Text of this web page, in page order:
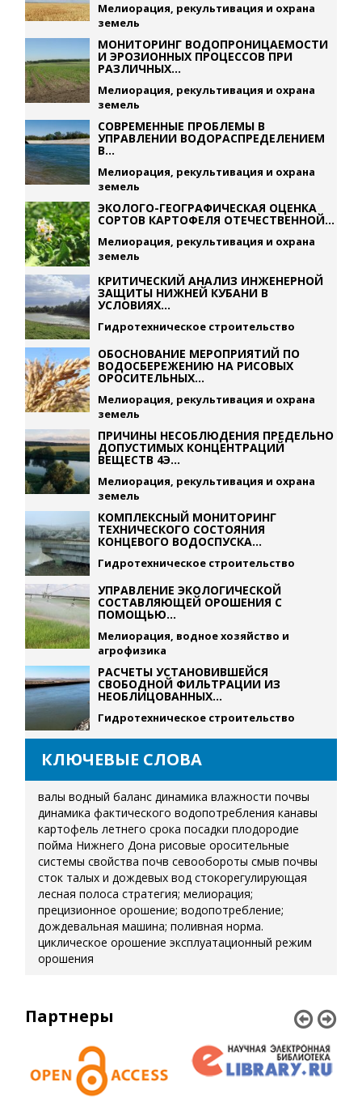
Мелиорация, рекультивация и охрана
земель
МОНИТОРИНГ ВОДОПРОНИЦАЕМОСТИ
И ЭРОЗИОННЫХ ПРОЦЕССОВ ПРИ
РАЗЛИЧНЫХ...
Мелиорация, рекультивация и охрана
земель
СОВРЕМЕННЫЕ ПРОБЛЕМЫ В
УПРАВЛЕНИИ ВОДОРАСПРЕДЕЛЕНИЕМ
В...
Мелиорация, рекультивация и охрана
земель
ЭКОЛОГО-ГЕОГРАФИЧЕСКАЯ ОЦЕНКА
СОРТОВ КАРТОФЕЛЯ ОТЕЧЕСТВЕННОЙ...
Мелиорация, рекультивация и охрана
земель
КРИТИЧЕСКИЙ АНАЛИЗ ИНЖЕНЕРНОЙ
ЗАЩИТЫ НИЖНЕЙ КУБАНИ В
УСЛОВИЯХ...
Гидротехническое строительство
ОБОСНОВАНИЕ МЕРОПРИЯТИЙ ПО
ВОДОСБЕРЕЖЕНИЮ НА РИСОВЫХ
ОРОСИТЕЛЬНЫХ...
Мелиорация, рекультивация и охрана
земель
ПРИЧИНЫ НЕСОБЛЮДЕНИЯ ПРЕДЕЛЬНО
ДОПУСТИМЫХ КОНЦЕНТРАЦИЙ
ВЕЩЕСТВ 4Э...
Мелиорация, рекультивация и охрана
земель
КОМПЛЕКСНЫЙ МОНИТОРИНГ
ТЕХНИЧЕСКОГО СОСТОЯНИЯ
КОНЦЕВОГО ВОДОСПУСКА...
Гидротехническое строительство
УПРАВЛЕНИЕ ЭКОЛОГИЧЕСКОЙ
СОСТАВЛЯЮЩЕЙ ОРОШЕНИЯ С
ПОМОЩЬЮ...
Мелиорация, водное хозяйство и
агрофизика
РАСЧЕТЫ УСТАНОВИВШЕЙСЯ
СВОБОДНОЙ ФИЛЬТРАЦИИ ИЗ
НЕОБЛИЦОВАННЫХ...
Гидротехническое строительство
КЛЮЧЕВЫЕ СЛОВА
валы водный баланс динамика влажности почвы
динамика фактического водопотребления канавы
картофель летнего срока посадки плодородие
пойма Нижнего Дона рисовые оросительные
системы свойства почв севообороты смыв почвы
сток талых и дождевых вод стокорегулирующая
лесная полоса стратегия; мелиорация;
прецизионное орошение; водопотребление;
дождевальная машина; поливная норма.
циклическое орошение эксплуатационный режим
орошения
Партнеры